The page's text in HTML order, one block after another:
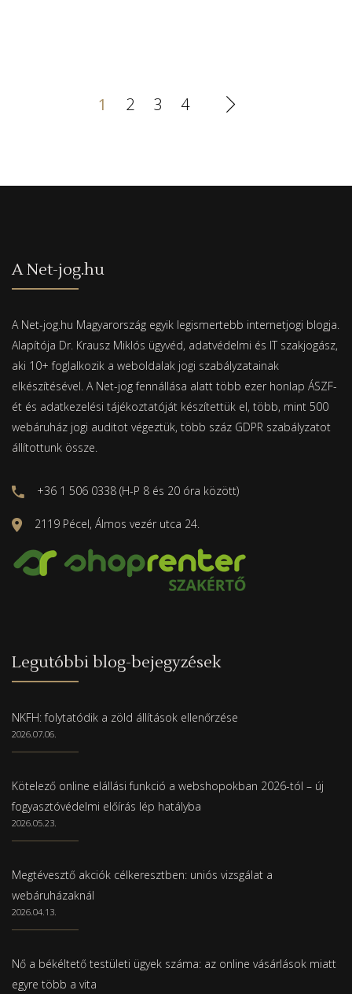
1 2 3 4
A Net-jog.hu
A Net-jog.hu Magyarország egyik legismertebb internetjogi blogja.
Alapítója Dr. Krausz Miklós ügyvéd, adatvédelmi és IT szakjogász,
aki 10+ foglalkozik a weboldalak jogi szabályzatainak
elkészítésével. A Net-jog fennállása alatt több ezer honlap ÁSZF-
ét és adatkezelési tájékoztatóját készítettük el, több, mint 500
webáruház jogi auditot végeztük, több száz GDPR szabályzatot
állítottunk össze.
+36 1 506 0338 (H-P 8 és 20 óra között)
2119 Pécel, Álmos vezér utca 24.
Legutóbbi blog-bejegyzések
NKFH: folytatódik a zöld állítások ellenőrzése
2026.07.06.
Kötelező online elállási funkció a webshopokban 2026-tól – új
fogyasztóvédelmi előírás lép hatályba
2026.05.23.
Megtévesztő akciók célkeresztben: uniós vizsgálat a
webáruházaknál
2026.04.13.
Nő a békéltető testületi ügyek száma: az online vásárlások miatt
egyre több a vita